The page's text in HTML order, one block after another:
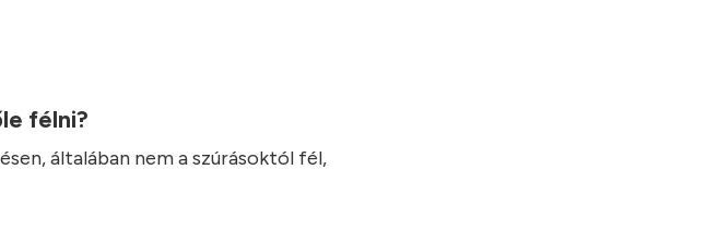
félni?
általában nem a szúrásoktól fél,